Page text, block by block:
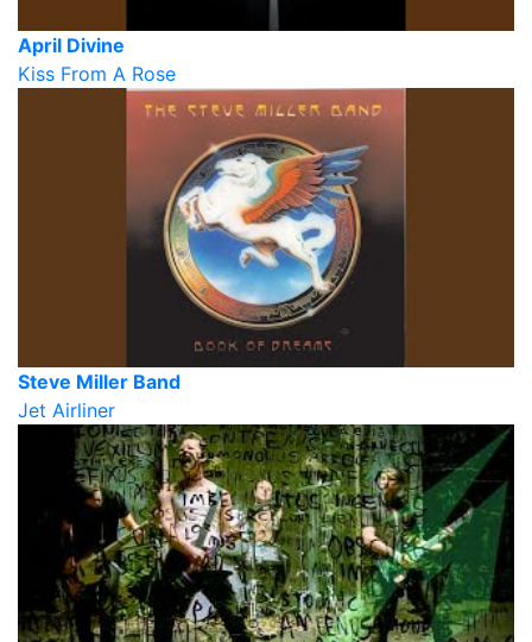
April Divine
Kiss From A Rose
Steve Miller Band
Jet Airliner